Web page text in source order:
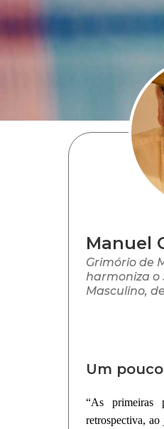
Manuel
Grimório de
harmoniza o
Masculino,
Um
“As primeiras
retrospectiva, ao